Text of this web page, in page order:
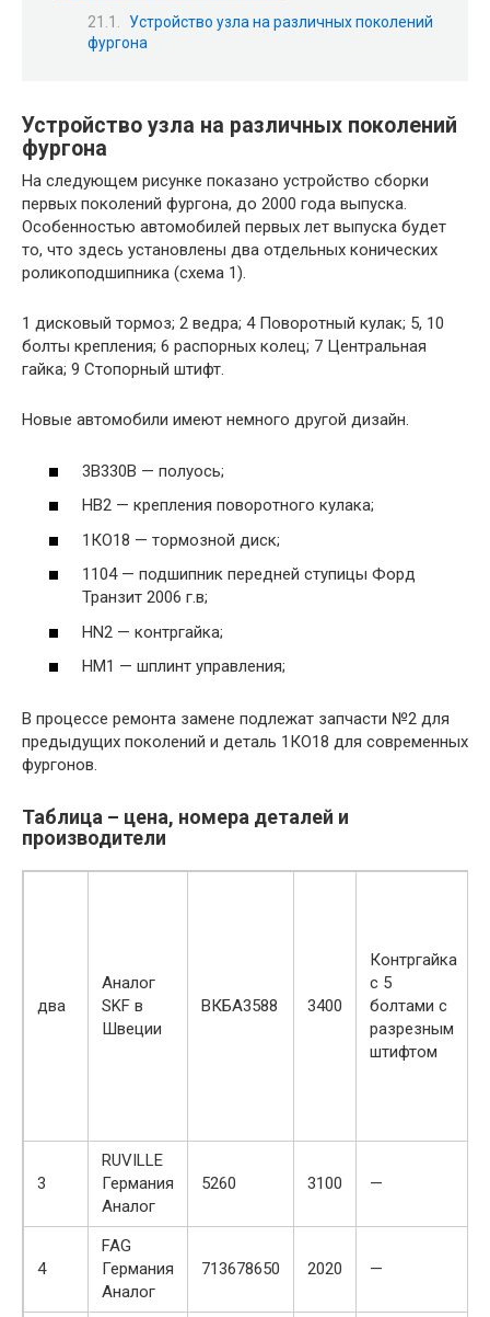
Устройство узла на различных поколений
фургона
Устройство узла на различных поколений
фургона
На следующем рисунке показано устройство сборки
первых поколений фургона, до 2000 года выпуска.
Особенностью автомобилей первых лет выпуска будет
то, что здесь установлены два отдельных конических
роликоподшипника (схема 1).
1 дисковый тормоз; 2 ведра; 4 Поворотный кулак; 5, 10
болты крепления; 6 распорных колец; 7 Центральная
гайка; 9 Стопорный штифт.
Новые автомобили имеют немного другой дизайн.
3В330В — полуось;
НВ2 — крепления поворотного кулака;
1КО18 — тормозной диск;
1104 — подшипник передней ступицы Форд
Транзит 2006 г.в;
HN2 — контргайка;
HM1 — шплинт управления;
В процессе ремонта замене подлежат запчасти №2 для
предыдущих поколений и деталь 1КО18 для современных
фургонов.
Таблица – цена, номера деталей и
производители
два
Аналог
SKF в
Швеции
ВКБА3588 3400
Контргайка
с 5
болтами с
разрезным
штифтом
3
RUVILLE
Германия
Аналог
5260 3100 —
4
FAG
Германия
Аналог
713678650 2020 —